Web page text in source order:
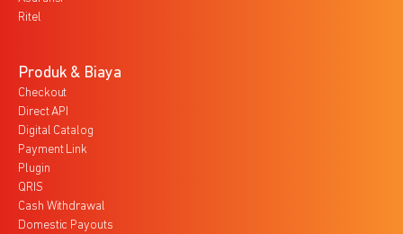
Ritel
Produk & Biaya
Checkout
Direct API
Digital Catalog
Payment Link
Plugin
QRIS
Cash Withdrawal
Domestic Payouts